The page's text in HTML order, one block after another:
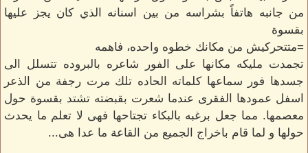
من جانبه هاتفاً بشراسه من بين اسنانه الذي كان يجز عليها
بقسوة
=متتحركيش من مكانك خطوه واحده، فاهمه
تجمدت مليكه مكانها على الفور شاعره بالبروده تتسلل الى
جسدها فور سماعها كلماته الحاده تلك مرت رجفة من الذعر
اسفل عمودها الفقرى عندما شعرت بقبضته تشتد بقسوة حول
معصمها. مما جعل برغبه بالبكاء تجتاحها فهى لا تعلم ما يحدث
حولها و لما قام باخراج الجميع من القاعة ما عدا هى...